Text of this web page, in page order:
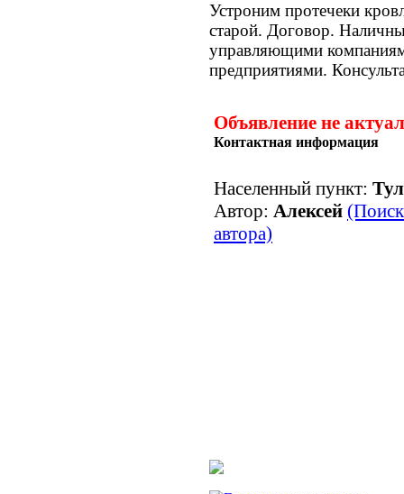
Устроним протечеки
старой. Договор.
управляющими
предприятиями.
Объявление не
Контактная информация
Населенный пункт:
Автор: Алексей
автора)